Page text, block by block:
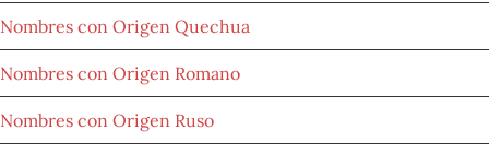
Nombres con Origen Quechua
Nombres con Origen Romano
Nombres con Origen Ruso